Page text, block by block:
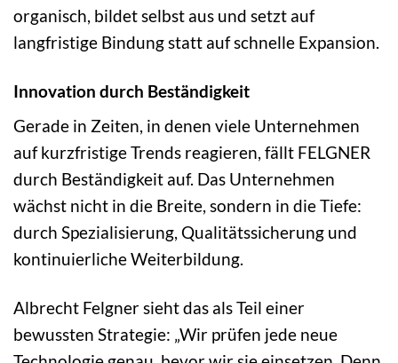
organisch, bildet selbst aus und setzt auf
langfristige Bindung statt auf schnelle Expansion.
Innovation durch Beständigkeit
Gerade in Zeiten, in denen viele Unternehmen
auf kurzfristige Trends reagieren, fällt FELGNER
durch Beständigkeit auf. Das Unternehmen
wächst nicht in die Breite, sondern in die Tiefe:
durch Spezialisierung, Qualitätssicherung und
kontinuierliche Weiterbildung.
Albrecht Felgner sieht das als Teil einer
bewussten Strategie: „Wir prüfen jede neue